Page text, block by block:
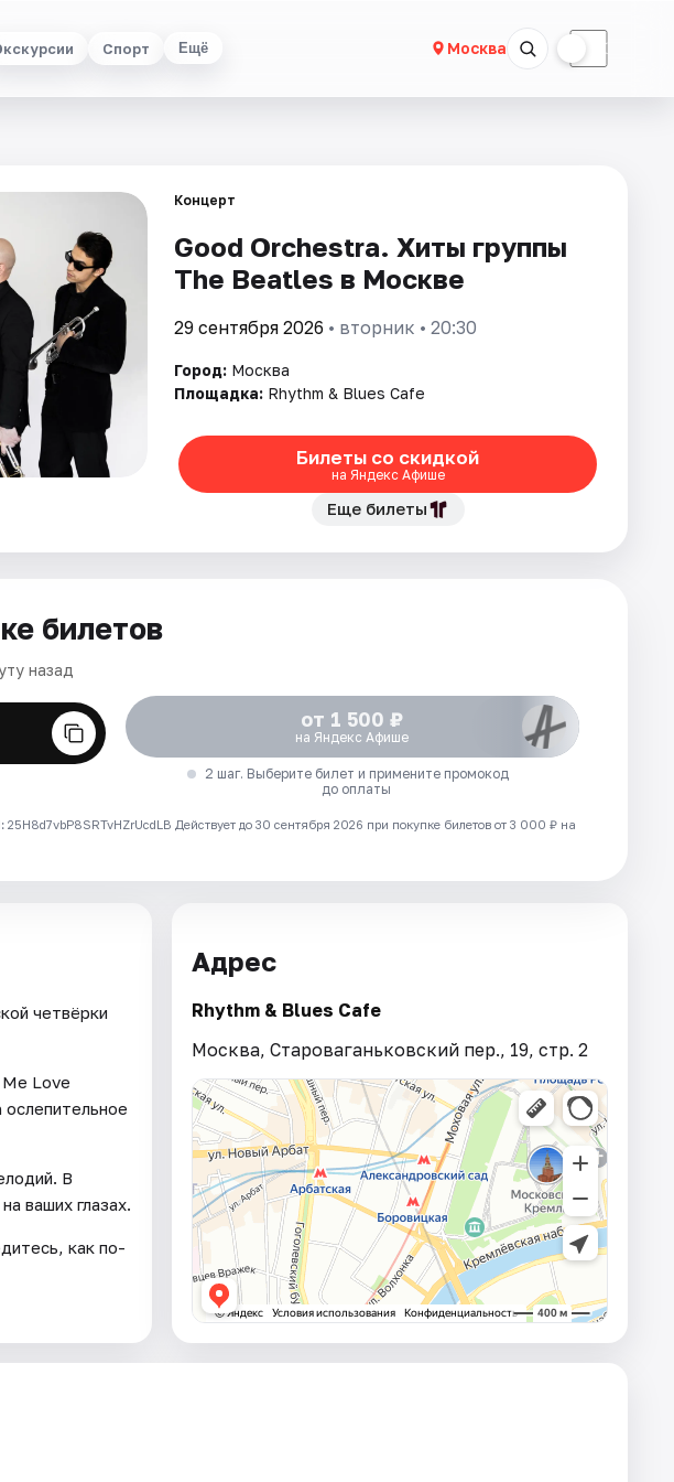
Спорт Ещё Москва ☾
Концерт
Good Orchestra. Хиты группы
The Beatles в Москве
29 сентября 2026 • вторник • 20:30
Город: Москва
Площадка: Rhythm & Blues Cafe
Билеты со скидкой
на Яндекс Афише
Еще билеты
билетов
назад
от 1 500 ₽
на Яндекс Афише
2 шаг. Выберите билет и примените промокод
до оплаты
Действует до 30 сентября 2026 при покупке билетов от 3 000 ₽ на
четвёрки
Love
В
ваших глазах.
как по-
Адрес
Rhythm & Blues Cafe
Москва, Староваганьковский пер., 19, стр. 2